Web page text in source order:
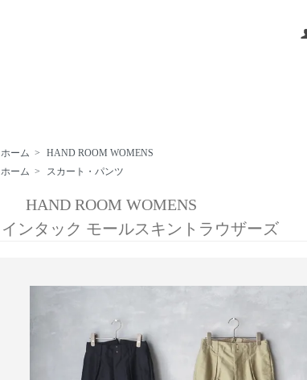
ホーム >
HAND ROOM WOMENS
ホーム > スカート・パンツ
HAND ROOM WOMENS
インタック モールスキントラウザーズ